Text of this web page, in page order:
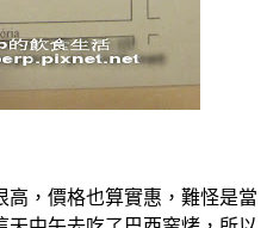
，價格也算實惠，難怪是當